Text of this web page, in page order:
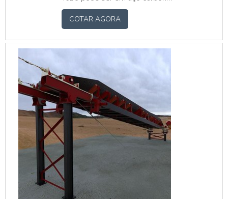
galvanizado ou pintado, inox,
alumínio e PVC. Eixo trefilado
em aço carbono, inox ou
aço estampado ou rolamento
direto no tubo. Roletes sob
medida, fazemos mediante ao
projeto do cliente.
COTAR AGORA